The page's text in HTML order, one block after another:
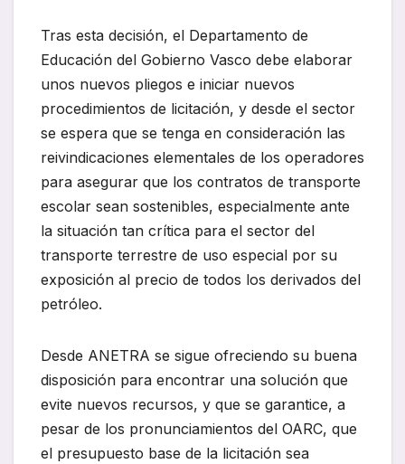
Tras esta decisión, el Departamento de
Educación del Gobierno Vasco debe elaborar
unos nuevos pliegos e iniciar nuevos
procedimientos de licitación, y desde el sector
se espera que se tenga en consideración las
reivindicaciones elementales de los operadores
para asegurar que los contratos de transporte
escolar sean sostenibles, especialmente ante
la situación tan crítica para el sector del
transporte terrestre de uso especial por su
exposición al precio de todos los derivados del
petróleo.
Desde ANETRA se sigue ofreciendo su buena
disposición para encontrar una solución que
evite nuevos recursos, y que se garantice, a
pesar de los pronunciamientos del OARC, que
el presupuesto base de la licitación sea